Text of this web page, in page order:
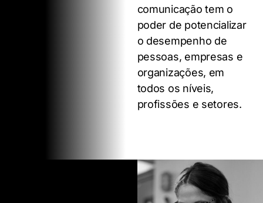
comunicação tem o
poder de potencializar
o desempenho de
pessoas, empresas e
organizações, em
todos os níveis,
profissões e setores.